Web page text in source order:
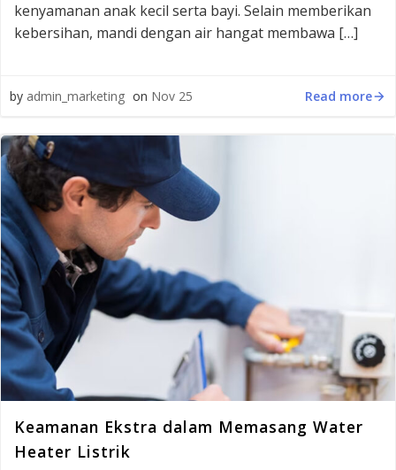
kenyamanan anak kecil serta bayi. Selain memberikan
kebersihan, mandi dengan air hangat membawa […]
by admin_marketing on Nov 25 Read more
Keamanan Ekstra dalam Memasang Water
Heater Listrik